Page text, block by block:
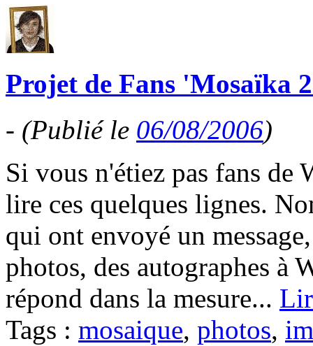
Projet de Fans 'Mosaïka
- (Publié le 06/08/2006)
Si vous n'étiez pas fans de
lire ces quelques lignes.
qui ont envoyé un
photos, des autographes à
répond dans la mesure...
Tags : mosaique, photos,